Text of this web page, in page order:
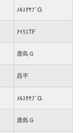
ﾒﾙｽﾀｻﾌﾞG
ｱｲﾘｽTF
鹿島Ｇ
昌平
ﾒﾙｽﾀｻﾌﾞG
鹿島Ｇ